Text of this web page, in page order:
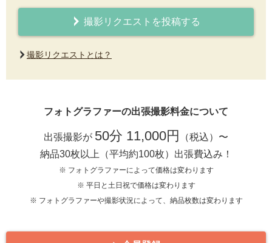
撮影リクエストを投稿する
撮影リクエストとは？
フォトグラファーの出張撮影料金について
出張撮影が 50分 11,000円
（税込）〜
納品30枚以上（平均約100枚）出張費込み！
※ フォトグラファーによって価格は変わります
※ 平日と土日祝で価格は変わります
※ フォトグラファーや撮影状況によって、納品枚数は変わります